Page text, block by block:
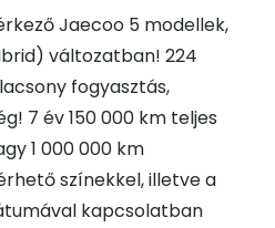
Jaecoo 5 modellek,
változatban! 224
fogyasztás,
7 év 150 000 km teljes
1 000 000 km
színekkel, illetve a
kapcsolatban